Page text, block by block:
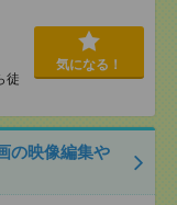
徒
気になる！
の映像編集や